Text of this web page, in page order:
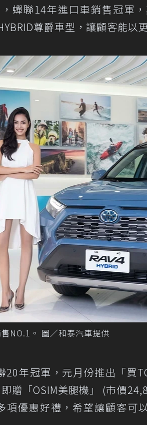
蟬聯14年進口車銷售冠軍
尊爵車型，讓顧客能以
NO.1。 圖／和泰汽車提供
20年冠軍，元月份推出「買
贈「OSIM美腿機」 (市價
項優惠好禮，希望讓顧客可